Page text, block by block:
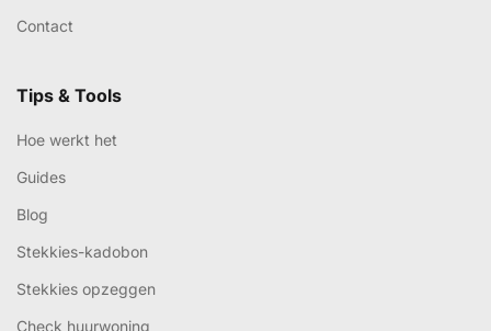
Contact
Tips & Tools
Hoe werkt het
Guides
Blog
Stekkies-kadobon
Stekkies opzeggen
Check huurwoning